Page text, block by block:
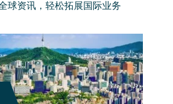
球资讯，轻松拓展国际业务